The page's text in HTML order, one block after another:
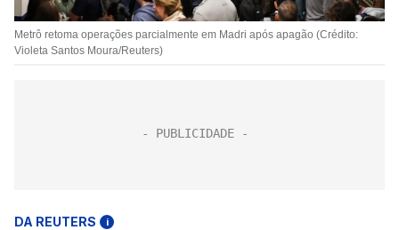
Metrô retoma operações parcialmente em Madri após apagão (Crédito:
Violeta Santos Moura/Reuters)
DA REUTERS i